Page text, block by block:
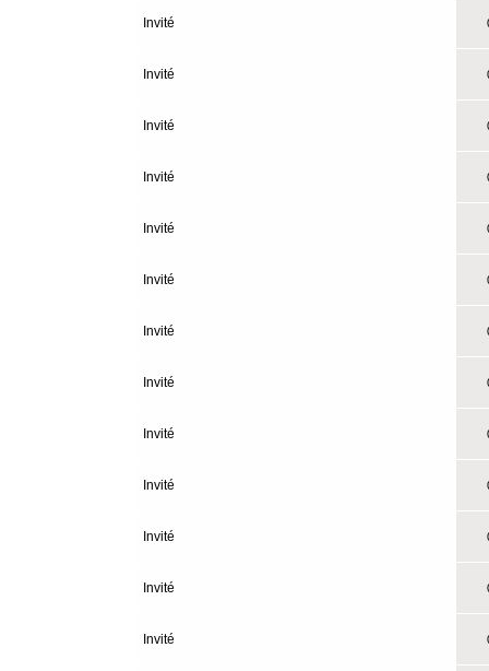
Invité
Invité
Invité
Invité
Invité
Invité
Invité
Invité
Invité
Invité
Invité
Invité
Invité